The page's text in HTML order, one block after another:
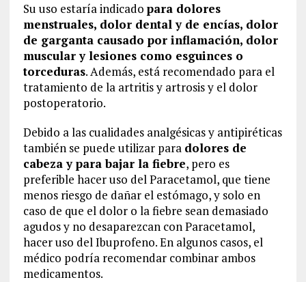
Su uso estaría indicado para dolores
menstruales, dolor dental y de encías, dolor
de garganta causado por inflamación, dolor
muscular y lesiones como esguinces o
torceduras. Además, está recomendado para el
tratamiento de la artritis y artrosis y el dolor
postoperatorio.
Debido a las cualidades analgésicas y antipiréticas
también se puede utilizar para dolores de
cabeza y para bajar la fiebre, pero es
preferible hacer uso del Paracetamol, que tiene
menos riesgo de dañar el estómago, y solo en
caso de que el dolor o la fiebre sean demasiado
agudos y no desaparezcan con Paracetamol,
hacer uso del Ibuprofeno. En algunos casos, el
médico podría recomendar combinar ambos
medicamentos.